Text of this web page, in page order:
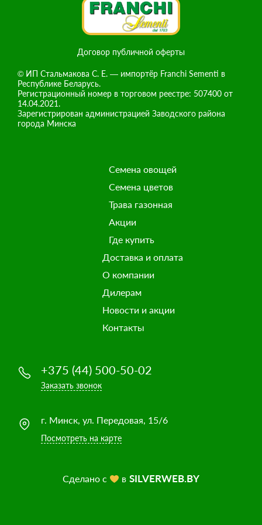
Договор публичной оферты
© ИП Стальмакова С. Е. — импортёр Franchi Sementi в
Республике Беларусь.
Регистрационный номер в торговом реестре: 507400 от
14.04.2021.
Зарегистрирован администрацией Заводского района
города Минска
Семена овощей
Семена цветов
Трава газонная
Акции
Где купить
Доставка и оплата
О компании
Дилерам
Новости и акции
Контакты
+375 (44) 500-50-02
Заказать звонок
г. Минск, ул. Передовая, 15/6
Посмотреть на карте
Сделано с в SILVERWEB.BY